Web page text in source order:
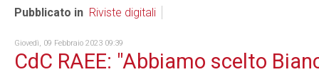
Pubblicato in Riviste digitali
Giovedì, 09 Febbraio 2023 09:39
CdC RAEE: "Abbiamo scelto